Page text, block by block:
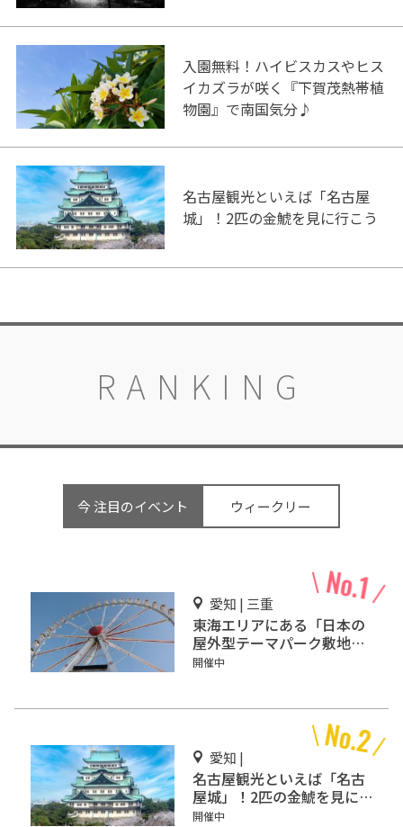
入園無料！ハイビスカスやヒス
イカズラが咲く『下賀茂熱帯植
物園』で南国気分♪
名古屋観光といえば「名古屋
城」！2匹の金鯱を見に行こう
RANKING
今 注目のイベント ウィークリー
愛知 | 三重
東海エリアにある「日本の
屋外型テーマパーク敷地面
積ランキング」入りしてい
開催中
愛知 |
名古屋観光といえば「名古
屋城」！2匹の金鯱を見に
行こう
開催中